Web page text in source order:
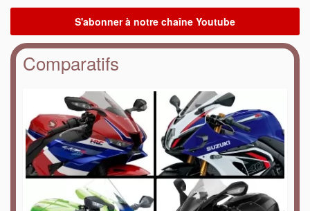
Comparatifs